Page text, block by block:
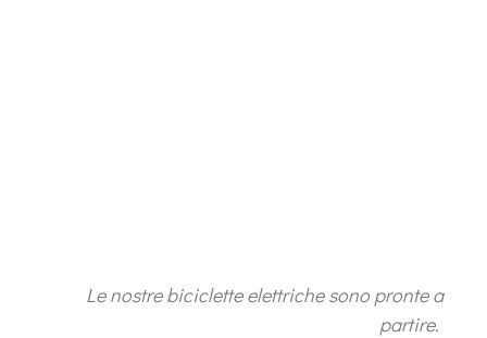
Le nostre biciclette elettriche sono pronte a
partire.